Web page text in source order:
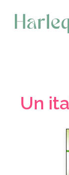
contenido
Un